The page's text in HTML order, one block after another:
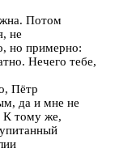
Потом
не
но примерно:
Нечего тебе,
Пётр
да и мне не
К тому же,